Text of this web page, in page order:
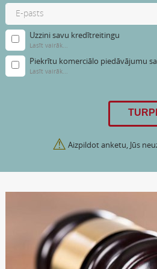
Uzzini savu kredītreitingu
Lasīt vairāk...
Piekrītu komerciālo piedāvājumu
Lasīt vairāk...
⚠ Aizpildot anketu, Jūs